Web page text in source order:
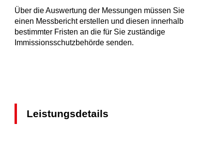
Über die Auswertung der Messungen müssen Sie
einen Messbericht erstellen und diesen innerhalb
bestimmter Fristen an die für Sie zuständige
Immissionsschutzbehörde senden.
Leistungsdetails